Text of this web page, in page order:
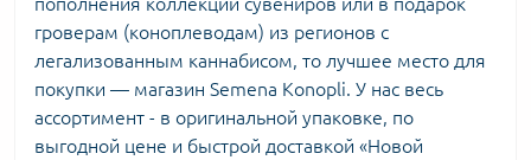
гроверам (коноплеводам) из регионов с
легализованным каннабисом, то лучшее место для
покупки — магазин Semena Konopli. У нас весь
ассортимент - в оригинальной упаковке, по
выгодной цене и быстрой доставкой «Новой